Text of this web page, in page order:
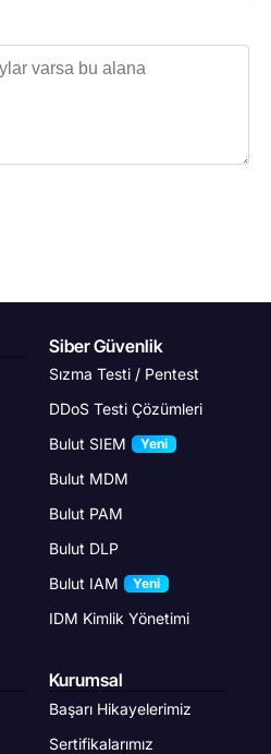
Siber Güvenlik
Sızma Testi / Pentest
DDoS Testi Çözümleri
Bulut SIEM
Yeni
Bulut MDM
Bulut PAM
Bulut DLP
Bulut IAM
Yeni
IDM Kimlik Yönetimi
Kurumsal
Başarı Hikayelerimiz
Sertifikalarımız